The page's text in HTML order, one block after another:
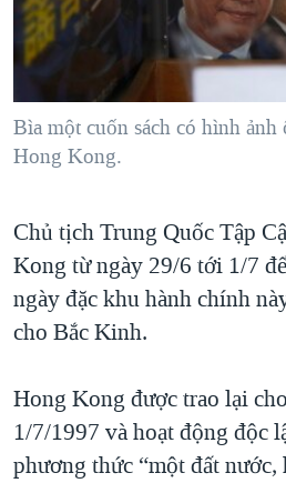
"Tìm"NGƯỜI VIỆT HẢI NGOẠI
KINH TẾ
KHOA HỌC
VĂN HOÁ
THỂ THAO
GIÁO DỤC
TẠI
HÀNH TRÌNH BẦU CỬ 2024
MỘT NĂM CHIẾN TRANH TẠI DẢI
GIẢI MÃ VÀNH ĐAI & CON
NGÀY TỊ NẠN THẾ GIỚI
GROUND ZERO – XƯA VÀ NAY
CÁC GIÁ TRỊ CỘNG HÒA Ở VIỆT
TRỊNH VĨNH BÌNH VS. CHÍNH
NGƯ DÂN VIỆT VÀ LÀN SÓNG
VIDEO
NGHE
MẠNG XÃ HỘI
Ngôn ngữ khác
Bìa một cuốn sách có hình
Hong Kong.
Chủ tịch Trung Quốc Tập
Kong từ ngày 29/6 tới 1/7
ngày đặc khu hành chính
cho Bắc Kinh.
Hong Kong được trao lại
1/7/1997 và hoạt động độc
phương thức “một đất nước,